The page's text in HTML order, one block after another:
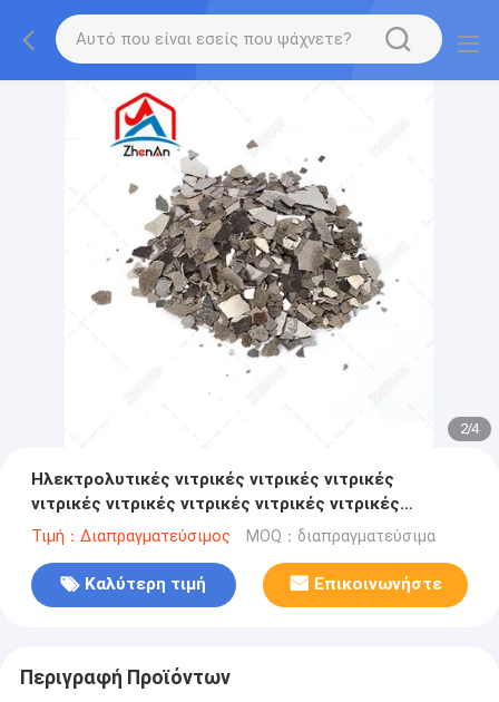
2/4
Ηλεκτρολυτικές νιτρικές νιτρικές νιτρικές
νιτρικές νιτρικές νιτρικές νιτρικές νιτρικές
νιτρικές
Τιμή：Διαπραγματεύσιμος MOQ：διαπραγματεύσιμα
Καλύτερη τιμή Επικοινωνήστε
Περιγραφή Προϊόντων